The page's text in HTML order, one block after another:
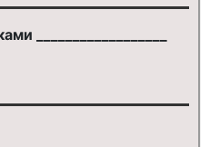
__________________